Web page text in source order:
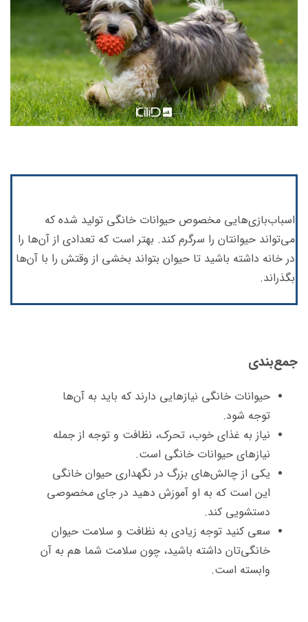
اسباب‌بازی‌هایی مخصوص حیوانات خانگی تولید شده که
می‌تواند حیوانتان را سرگرم کند. بهتر است که تعدادی از آن‌ها را
در خانه داشته باشید تا حیوان بتواند بخشی از وقتش را با آن‌ها
بگذراند.
جمع‌بندی
حیوانات خانگی نیازهایی دارند که باید به آن‌ها
توجه شود.
نیاز به غذای خوب، تحرک، نظافت و توجه از جمله
نیازهای حیوانات خانگی است.
یکی از چالش‌های بزرگ در نگهداری حیوان‌ خانگی
این است که به او آموزش دهید در جای مخصوصی
دستشویی کند.
سعی کنید توجه زیادی به نظافت و سلامت حیوان
خانگی‌تان داشته باشید، چون سلامت شما هم به آن
وابسته است.